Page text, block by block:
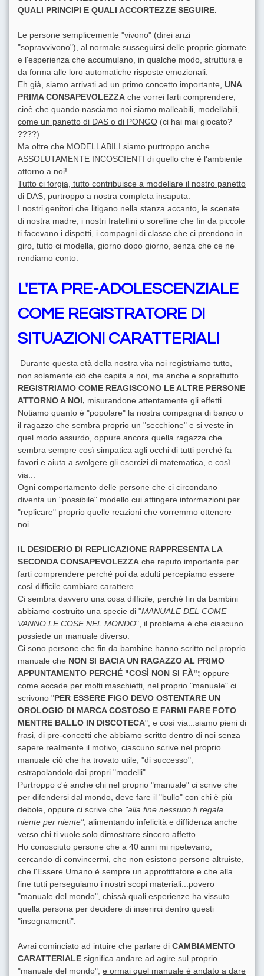
QUALI PRINCIPI E QUALI ACCORTEZZE SEGUIRE.
Le persone semplicemente "vivono" (direi anzi
"sopravvivono"), al normale susseguirsi delle proprie giornate
e l'esperienza che accumulano, in qualche modo, struttura e
da forma alle loro automatiche risposte emozionali.
Eh già, siamo arrivati ad un primo concetto importante, UNA
PRIMA CONSAPEVOLEZZA che vorrei farti comprendere;
cioè che quando nasciamo noi siamo malleabili, modellabili,
come un panetto di DAS o di PONGO (ci hai mai giocato?
????)
Ma oltre che MODELLABILI siamo purtroppo anche
ASSOLUTAMENTE INCOSCIENTI di quello che è l'ambiente
attorno a noi!
Tutto ci forgia, tutto contribuisce a modellare il nostro panetto
di DAS, purtroppo a nostra completa insaputa.
I nostri genitori che litigano nella stanza accanto, le scenate
di nostra madre, i nostri fratellini o sorelline che fin da piccole
ti facevano i dispetti, i compagni di classe che ci prendono in
giro, tutto ci modella, giorno dopo giorno, senza che ce ne
rendiamo conto.
L'ETA PRE-ADOLESCENZIALE
COME REGISTRATORE DI
SITUAZIONI CARATTERIALI
Durante questa età della nostra vita noi registriamo tutto,
non solamente ciò che capita a noi, ma anche e soprattutto
REGISTRIAMO COME REAGISCONO LE ALTRE PERSONE
ATTORNO A NOI, misurandone attentamente gli effetti.
Notiamo quanto è "popolare" la nostra compagna di banco o
il ragazzo che sembra proprio un "secchione" e si veste in
quel modo assurdo, oppure ancora quella ragazza che
sembra sempre così simpatica agli occhi di tutti perché fa
favori e aiuta a svolgere gli esercizi di matematica, e così
via...
Ogni comportamento delle persone che ci circondano
diventa un "possibile" modello cui attingere informazioni per
"replicare" proprio quelle reazioni che vorremmo ottenere
noi.
IL DESIDERIO DI REPLICAZIONE RAPPRESENTA LA
SECONDA CONSAPEVOLEZZA che reputo importante per
farti comprendere perché poi da adulti percepiamo essere
così difficile cambiare carattere.
Ci sembra davvero una cosa difficile, perché fin da bambini
abbiamo costruito una specie di "MANUALE DEL COME
VANNO LE COSE NEL MONDO", il problema è che ciascuno
possiede un manuale diverso.
Ci sono persone che fin da bambine hanno scritto nel proprio
manuale che NON SI BACIA UN RAGAZZO AL PRIMO
APPUNTAMENTO PERCHÉ "COSÌ NON SI FÀ"; oppure
come accade per molti maschietti, nel proprio "manuale" ci
scrivono "PER ESSERE FIGO DEVO OSTENTARE UN
OROLOGIO DI MARCA COSTOSO E FARMI FARE FOTO
MENTRE BALLO IN DISCOTECA", e così via...siamo pieni di
frasi, di pre-concetti che abbiamo scritto dentro di noi senza
sapere realmente il motivo, ciascuno scrive nel proprio
manuale ciò che ha trovato utile, "di successo",
estrapolandolo dai propri "modelli".
Purtroppo c'è anche chi nel proprio "manuale" ci scrive che
per difendersi dal mondo, deve fare il "bullo" con chi è più
debole, oppure ci scrive che "alla fine nessuno ti regala
niente per niente", alimentando infelicità e diffidenza anche
verso chi ti vuole solo dimostrare sincero affetto.
Ho conosciuto persone che a 40 anni mi ripetevano,
cercando di convincermi, che non esistono persone altruiste,
che l'Essere Umano è sempre un approfittatore e che alla
fine tutti perseguiamo i nostri scopi materiali...povero
"manuale del mondo", chissà quali esperienze ha vissuto
quella persona per decidere di inserirci dentro questi
"insegnamenti".
Avrai cominciato ad intuire che parlare di CAMBIAMENTO
CARATTERIALE significa andare ad agire sul proprio
"manuale del mondo", e ormai quel manuale è andato a dare